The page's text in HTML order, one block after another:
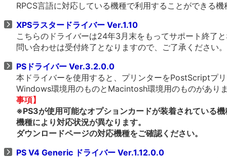
RPCS言語に対応している機種で利用することができる
XPSラスタードライバー Ver.1.10
こちらのドライバーは24年3月末をもってサポート終了
問い合わせは受付終了となりますので、ご了承ください。
PSドライバー Ver.3.2.0.0
本ドライバーを使用すると、プリンターをPostScriptプ
Windows環境用のものとMacintosh環境用のものがあり
事項】
※PS3が使用可能なオプションカードが装着されている
機種により対応状況が異なります。
ダウンロードページの対応機種をご確認ください。
PS V4 Generic ドライバー Ver.1.12.0.0